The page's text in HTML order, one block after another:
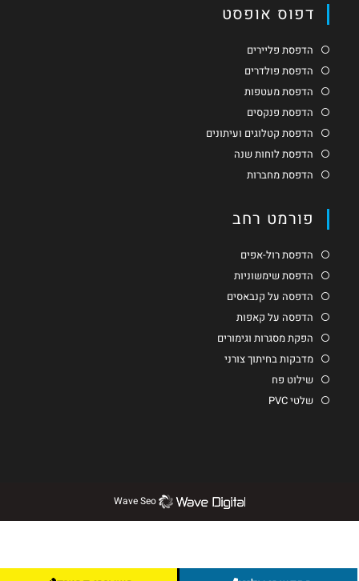
דפוס אופסט
הדפסת פליירים
הדפסת פולדרים
הדפסת מעטפות
הדפסת פנקסים
הדפסת קטלוגים ועיתונים
הדפסת לוחות שנה
הדפסת מחברות
פורמט רחב
הדפסת רול-אפים
הדפסת שימשוניות
הדפסה על קנבאסים
הדפסה על קאפות
הפקת מסגרות וגימורים
מדבקות בחיתוך צורני
שילוט פח
שלטי PVC
Wave Seo